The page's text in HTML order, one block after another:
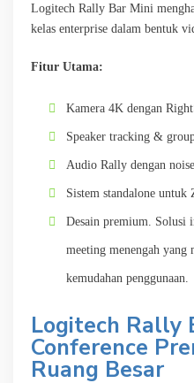
Logitech Rally Bar Mini
kelas enterprise dalam bentuk
Fitur Utama:
Kamera 4K dengan
Speaker tracking &
Audio Rally dengan
Sistem standalone untuk
Desain premium. Solusi
meeting menengah yang
kemudahan penggunaan.
Logitech Rally
Conference
Ruang Besar